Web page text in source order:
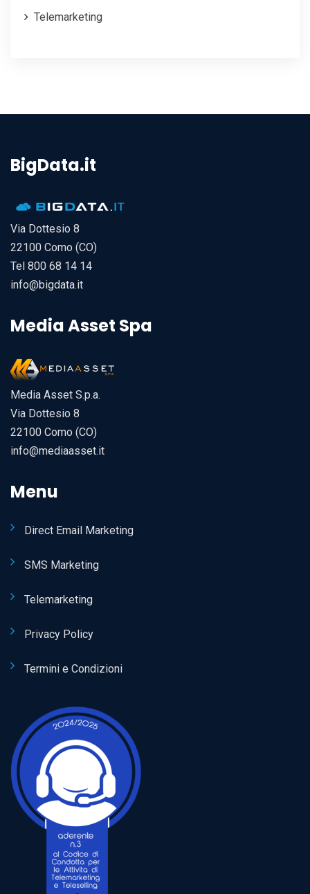
Telemarketing
BigData.it
Via Dottesio 8
22100 Como (CO)
Tel 800 68 14 14
info@bigdata.it
Media Asset Spa
Media Asset S.p.a.
Via Dottesio 8
22100 Como (CO)
info@mediaasset.it
Menu
Direct Email Marketing
SMS Marketing
Telemarketing
Privacy Policy
Termini e Condizioni